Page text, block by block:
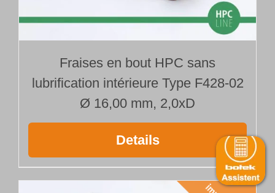
Fraises en bout HPC sans
lubrification intérieure Type F428-02
Ø 16,00 mm, 2,0xD
Details